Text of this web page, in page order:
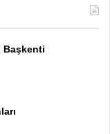
Başkenti